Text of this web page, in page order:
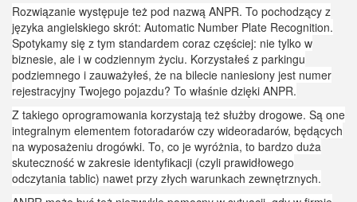
Rozwiązanie występuje też pod nazwą ANPR. To pochodzący z
języka angielskiego skrót: Automatic Number Plate Recognition.
Spotykamy się z tym standardem coraz częściej: nie tylko w
biznesie, ale i w codziennym życiu. Korzystałeś z parkingu
podziemnego i zauważyłeś, że na bilecie naniesiony jest numer
rejestracyjny Twojego pojazdu? To właśnie dzięki ANPR.
Z takiego oprogramowania korzystają też służby drogowe. Są one
integralnym elementem fotoradarów czy wideoradarów, będących
na wyposażeniu drogówki. To, co je wyróżnia, to bardzo duża
skuteczność w zakresie identyfikacji (czyli prawidłowego
odczytania tablic) nawet przy złych warunkach zewnętrznych.